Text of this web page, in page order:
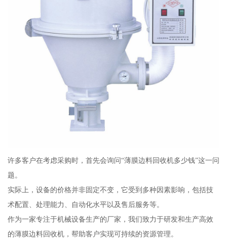
许多客户在考虑采购时，首先会询问“薄膜边料回收机多少钱”这一问
题。
实际上，设备的价格并非固定不变，它受到多种因素影响，包括技
术配置、处理能力、自动化水平以及售后服务等。
作为一家专注于机械设备生产的厂家，我们致力于研发和生产高效
的薄膜边料回收机，帮助客户实现可持续的资源管理。